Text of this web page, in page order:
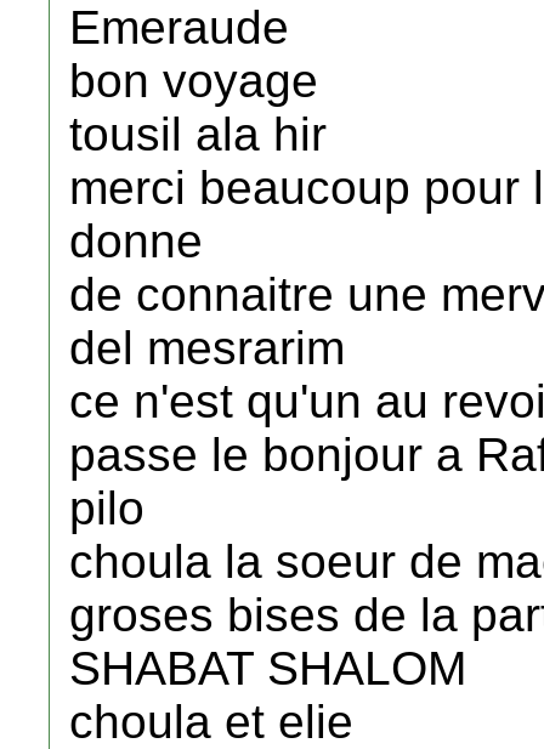
Emeraude
bon voyage
tousil ala hir
merci beaucoup pour
donne
de connaitre une
del mesrarim
ce n'est qu'un au
passe le bonjour a
pilo
choula la soeur de
groses bises de la
SHABAT SHALOM
choula et elie